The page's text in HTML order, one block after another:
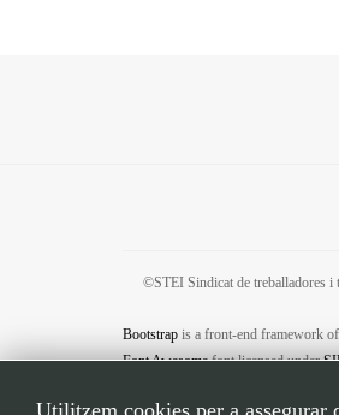
©STEI Sindicat de treballadores i
Bootstrap is a front-end framework
Font Awesomefont licensed under
Utilitzem cookies per a